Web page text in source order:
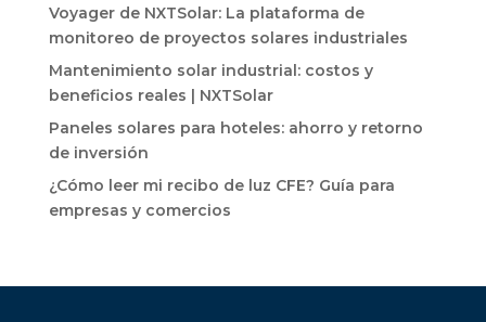
Voyager de NXTSolar: La plataforma de
monitoreo de proyectos solares industriales
Mantenimiento solar industrial: costos y
beneficios reales | NXTSolar
Paneles solares para hoteles: ahorro y retorno
de inversión
¿Cómo leer mi recibo de luz CFE? Guía para
empresas y comercios